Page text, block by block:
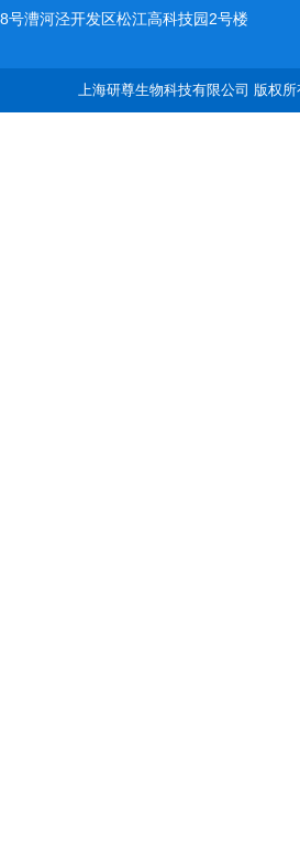
号漕河泾开发区松江高科技园2号楼
上海研尊生物科技有限公司 版权